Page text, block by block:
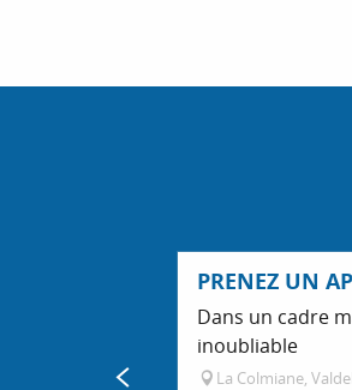
PRENEZ UN
Dans un cadre
inoubliable
La Colmiane,